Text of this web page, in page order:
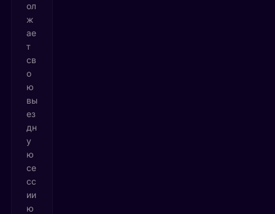
ол
ж
ае
т
св
о
ю
вы
ез
дн
у
ю
се
сс
ии
ю